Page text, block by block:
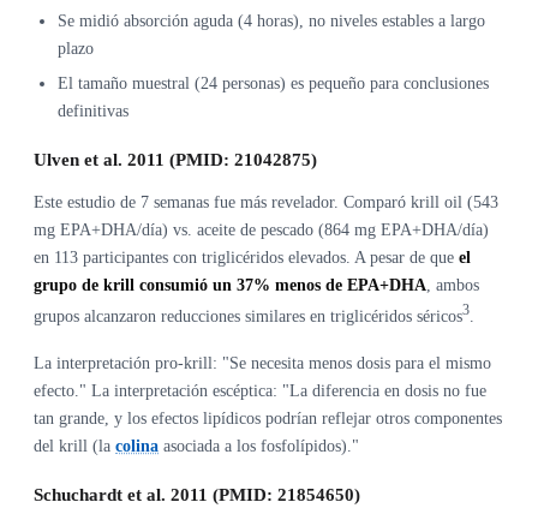
Se midió absorción aguda (4 horas), no niveles estables a largo
plazo
El tamaño muestral (24 personas) es pequeño para conclusiones
definitivas
Ulven et al. 2011 (PMID: 21042875)
Este estudio de 7 semanas fue más revelador. Comparó krill oil (543
mg EPA+DHA/día) vs. aceite de pescado (864 mg EPA+DHA/día)
en 113 participantes con triglicéridos elevados. A pesar de que el
grupo de krill consumió un 37% menos de EPA+DHA, ambos
grupos alcanzaron reducciones similares en triglicéridos séricos3
La interpretación pro-krill: "Se necesita menos dosis para el mismo
efecto." La interpretación escéptica: "La diferencia en dosis no fue
tan grande, y los efectos lipídicos podrían reflejar otros componentes
del krill (la colina asociada a los fosfolípidos)."
Schuchardt et al. 2011 (PMID: 21854650)